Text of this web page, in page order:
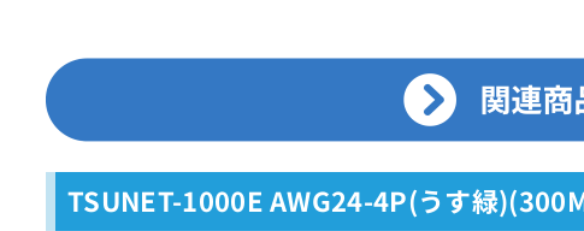
TSUNET-1000E AWG24-4P(うす緑